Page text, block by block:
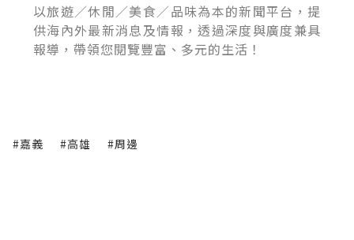
以旅遊／休閒／美食／品味為本的新聞平台，提
供海內外最新消息及情報，透過深度與廣度兼具
報導，帶領您閱覽豐富、多元的生活！
#嘉義 #高雄 #周邊